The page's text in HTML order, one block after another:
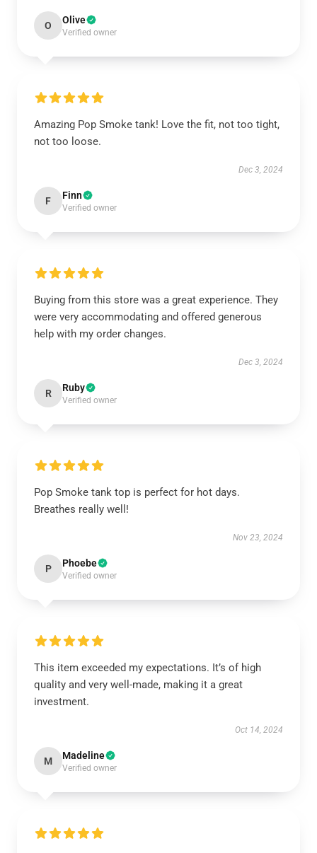
O Olive
Verified owner
Amazing Pop Smoke tank! Love the fit, not too tight,
not too loose.
Dec 3, 2024
F Finn
Verified owner
Buying from this store was a great experience. They
were very accommodating and offered generous
help with my order changes.
Dec 3, 2024
R Ruby
Verified owner
Pop Smoke tank top is perfect for hot days.
Breathes really well!
Nov 23, 2024
P Phoebe
Verified owner
This item exceeded my expectations. It’s of high
quality and very well-made, making it a great
investment.
Oct 14, 2024
M Madeline
Verified owner